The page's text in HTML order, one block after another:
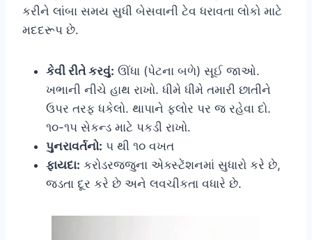
કરીને લાંબા સમય સુધી બેસવાની ટેવ ધરાવતા લોકો માટે
મદદરૂપ છે.
કેવી રીતે કરવું: ઊંધા (પેટના બળે) સૂઈ જાઓ.
ખભાની નીચે હાથ રાખો. ધીમે ધીમે તમારી છાતીને
ઉપર તરફ ધકેલો. થાપાને ફ્લોર પર જ રહેવા દો.
૧૦-૧૫ સેકન્ડ માટે પકડી રાખો.
પુનરાવર્તનો: ૫ થી ૧૦ વખત
ફાયદા: કરોડરજ્જુના એક્સ્ટેંશનમાં સુધારો કરે છે,
જડતા દૂર કરે છે અને લવચીકતા વધારે છે.